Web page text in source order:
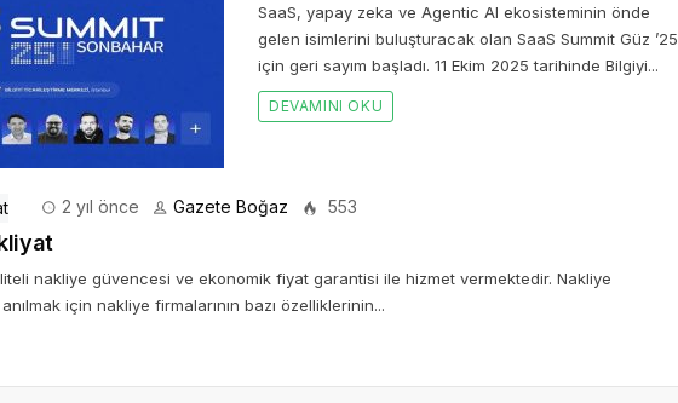
SaaS, yapay zeka ve Agentic AI ekosisteminin önde
gelen isimlerini buluşturacak olan SaaS Summit Güz ’25
için geri sayım başladı. 11 Ekim 2025 tarihinde Bilgiyi...
DEVAMINI OKU
2 yıl önce Gazete Boğaz 553
nakliye güvencesi ve ekonomik fiyat garantisi ile hizmet vermektedir. Nakliye
için nakliye firmalarının bazı özelliklerinin...